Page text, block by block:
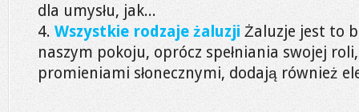
dla umysłu, jak...
Wszystkie rodzaje żaluzji Żaluzje jest to
naszym pokoju, oprócz spełniania swojej
promieniami słonecznymi, dodają również